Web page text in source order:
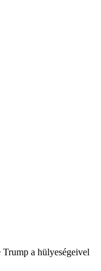
a hülyeségeivel